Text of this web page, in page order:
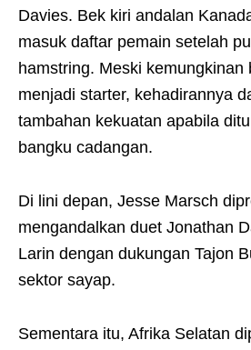
Davies. Bek kiri andalan
masuk daftar pemain setelah
hamstring. Meski kemungkinan
menjadi starter, kehadirannya
tambahan kekuatan apabila
bangku cadangan.
Di lini depan, Jesse Marsch
mengandalkan duet Jonathan
Larin dengan dukungan Tajon
sektor sayap.
Sementara itu, Afrika Selatan